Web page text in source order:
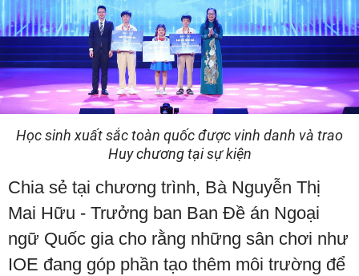
Học sinh xuất sắc toàn quốc được vinh danh và trao
Huy chương tại sự kiện
Chia sẻ tại chương trình, Bà Nguyễn Thị
Mai Hữu - Trưởng ban Ban Đề án Ngoại
ngữ Quốc gia cho rằng những sân chơi như
IOE đang góp phần tạo thêm môi trường để